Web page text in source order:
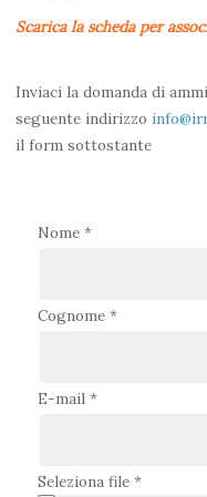
Scarica la scheda per
Inviaci la domanda di
seguente indirizzo
il form sottostante
Nome *
Cognome *
E-mail *
Seleziona file *